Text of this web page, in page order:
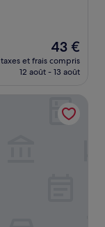
Le
nouveau
prix
de
43 €
43 €
taxes et frais compris
12 août - 13 août